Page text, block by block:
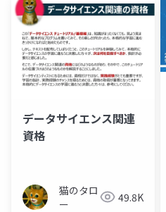
ョン事業部
データサイエンス関連
資格
猫のタロ
ー
49.8K